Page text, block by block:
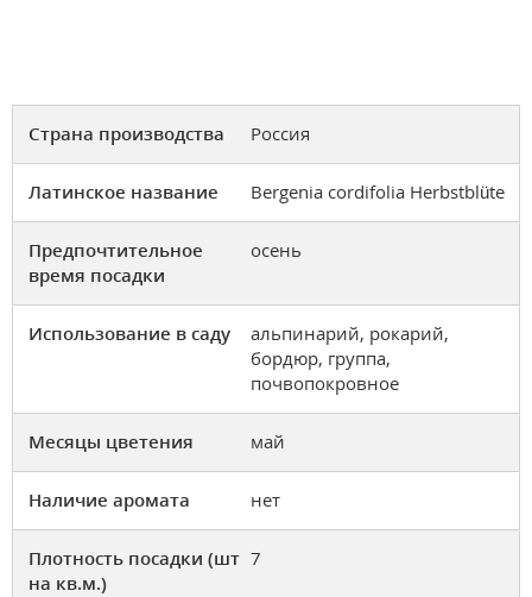
Страна производства Россия
Латинское название Bergenia cordifolia Herbstblüte
Предпочтительное
время посадки
осень
Использование в саду
альпинарий, рокарий,
бордюр, группа,
почвопокровное
Месяцы цветения май
Наличие аромата нет
Плотность посадки (шт
на кв.м.)
7